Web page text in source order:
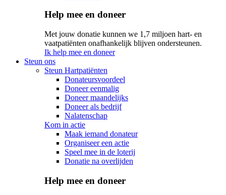
Help mee en doneer
Met jouw donatie kunnen we 1,7 miljoen hart- en
vaatpatiënten onafhankelijk blijven ondersteunen.
Ik help mee en doneer
Steun ons
Steun Hartpatiënten
Donateursvoordeel
Doneer eenmalig
Doneer maandelijks
Doneer als bedrijf
Nalatenschap
Kom in actie
Maak iemand donateur
Organiseer een actie
Speel mee in de loterij
Donatie na overlijden
Help mee en doneer